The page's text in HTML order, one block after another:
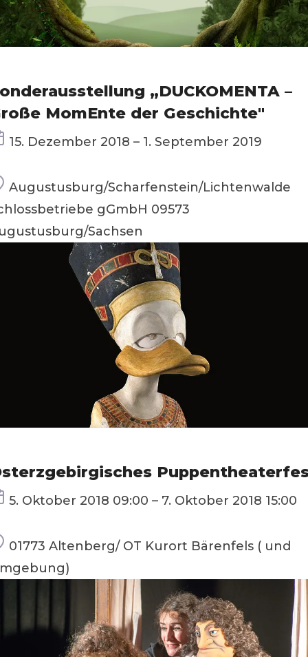
„DUCKOMENTA –
MomEnte der Geschichte"
Termin
15. Dezember 2018 – 1. September 2019
Ort
Augustusburg/Scharfenstein/Lichtenwalde
gGmbH 09573
Sachsen
Termin
5. Oktober 2018 09:00 – 7. Oktober 2018 15:00
Ort
01773 Altenberg/ OT Kurort Bärenfels ( und